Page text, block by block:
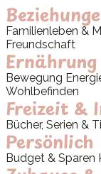
Familienleben &
Freundschaft
Bewegung
Wohlbefinden
Freizeit &
Bücher, Serien &
Persönlich
Budget & Sparen